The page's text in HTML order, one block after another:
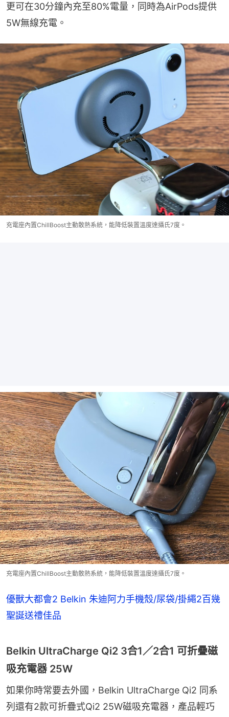
更可在30分鐘內充至80%電量，同時為AirPods提供
5W無線充電。
充電座內置ChillBoost主動散熱系統，能降低裝置溫度達攝氏7度。
充電座內置ChillBoost主動散熱系統，能降低裝置溫度達攝氏7度。
優獸大都會2 Belkin 朱迪阿力手機殼/尿袋/掛繩2百幾
聖誕送禮佳品
Belkin UltraCharge Qi2 3合1／2合1 可折疊磁
吸充電器 25W
如果你時常要去外國，Belkin UltraCharge Qi2 同系
列還有2款可折疊式Qi2 25W磁吸充電器，產品輕巧